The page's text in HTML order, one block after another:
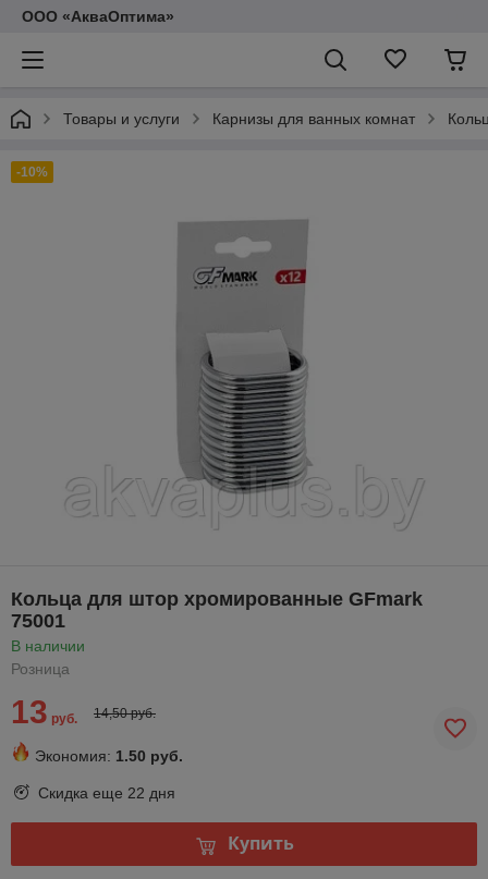
ООО «АкваОптима»
Товары и услуги Карнизы для ванных комнат
-10%
Кольца для штор хромированные GFmark
75001
В наличии
Розница
13 руб. 14,50 руб.
Экономия: 1.50 руб.
Скидка еще 22 дня
Купить